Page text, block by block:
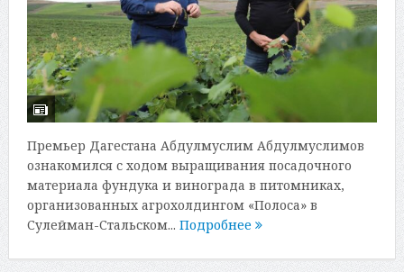
Премьер Дагестана Абдулмуслим Абдулмуслимов
ознакомился с ходом выращивания посадочного
материала фундука и винограда в питомниках,
организованных агрохолдингом «Полоса» в
Сулейман-Стальском... Подробнее